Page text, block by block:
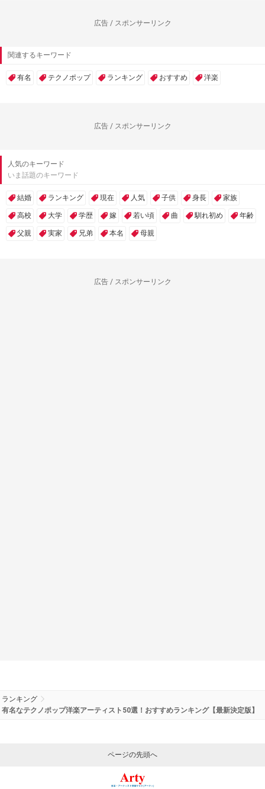
広告 / スポンサーリンク
関連するキーワード
有名 テクノポップ ランキング おすすめ 洋楽
広告 / スポンサーリンク
人気のキーワード
いま話題のキーワード
結婚 ランキング 現在 人気 子供 身長 家族
高校 大学 学歴 嫁 若い頃 曲 馴れ初め 年齢
父親 実家 兄弟 本名 母親
広告 / スポンサーリンク
ランキング
有名なテクノポップ洋楽アーティスト50選！おすすめランキング【最新決定版】
ページの先頭へ